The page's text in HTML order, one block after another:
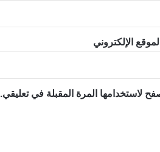
الموقع الإلكتروني
لاستخدامها المرة المقبلة في تعليقي.